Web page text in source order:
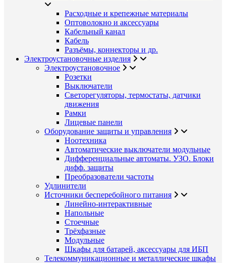
Расходные и крепежные материалы
Оптоволокно и аксессуары
Кабельный канал
Кабель
Разъёмы, коннекторы и др.
Электроустановочные изделия
Электроустановочное
Розетки
Выключатели
Светорегуляторы, термостаты, датчики
движения
Рамки
Лицевые панели
Оборудование защиты и управления
Ноотехника
Автоматические выключатели модульные
Дифференциальные автоматы. УЗО. Блоки
дифф. защиты
Преобразователи частоты
Удлинители
Источники бесперебойного питания
Линейно-интерактивные
Напольные
Стоечные
Трёхфазные
Модульные
Шкафы для батарей, аксессуары для ИБП
Телекоммуникационные и металлические шкафы